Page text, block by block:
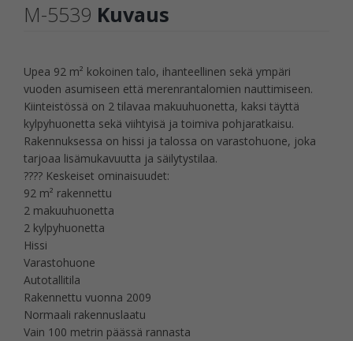
M-5539 Kuvaus
Upea 92 m² kokoinen talo, ihanteellinen sekä ympäri
vuoden asumiseen että merenrantalomien nauttimiseen.
Kiinteistössä on 2 tilavaa makuuhuonetta, kaksi täyttä
kylpyhuonetta sekä viihtyisä ja toimiva pohjaratkaisu.
Rakennuksessa on hissi ja talossa on varastohuone, joka
tarjoaa lisämukavuutta ja säilytystilaa.
???? Keskeiset ominaisuudet:
92 m² rakennettu
2 makuuhuonetta
2 kylpyhuonetta
Hissi
Varastohuone
Autotallitila
Rakennettu vuonna 2009
Normaali rakennuslaatu
Vain 100 metrin päässä rannasta